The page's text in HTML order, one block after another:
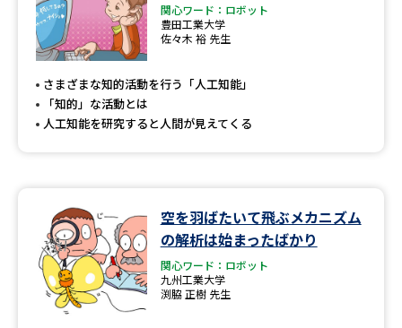
関心ワード：ロボット
豊田工業大学
佐々木 裕 先生
さまざまな知的活動を行う「人工知能」
「知的」な活動とは
人工知能を研究すると人間が見えてくる
空を羽ばたいて飛ぶメカニズム
の解析は始まったばかり
関心ワード：ロボット
九州工業大学
渕脇 正樹 先生